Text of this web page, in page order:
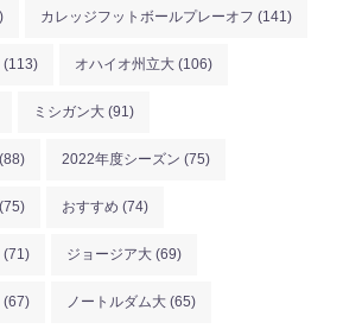
カレッジフットボールプレーオフ (141)
(113) オハイオ州立大 (106)
ミシガン大 (91)
(88) 2022年度シーズン (75)
(75) おすすめ (74)
(71) ジョージア大 (69)
(67) ノートルダム大 (65)